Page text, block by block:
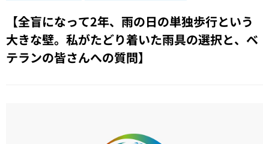
【全盲になって2年、雨の日の単独歩行という
大きな壁。私がたどり着いた雨具の選択と、ベ
テランの皆さんへの質問】